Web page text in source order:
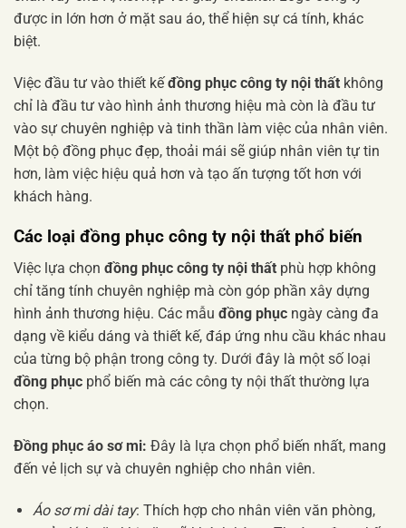
được in lớn hơn ở mặt sau áo, thể hiện sự cá tính, khác
biệt.
Việc đầu tư vào thiết kếđồng phục công ty nội thất không
chỉ là đầu tư vào hình ảnh thương hiệu mà còn là đầu tư
vào sự chuyên nghiệp và tinh thần làm việc của nhân viên.
Một bộ đồng phục đẹp, thoải mái sẽ giúp nhân viên tự tin
hơn, làm việc hiệu quả hơn và tạo ấn tượng tốt hơn với
khách hàng.
Các loại đồng phục công ty nội thất phổ biến
Việc lựa chọn đồng phục công ty nội thất phù hợp không
chỉ tăng tính chuyên nghiệp mà còn góp phần xây dựng
hình ảnh thương hiệu. Các mẫu đồng phục ngày càng đa
dạng về kiểu dáng và thiết kế, đáp ứng nhu cầu khác nhau
của từng bộ phận trong công ty. Dưới đây là một số loại
đồng phục phổ biến mà các công ty nội thất thường lựa
chọn.
Đồng phục áo sơ mi: Đây là lựa chọn phổ biến nhất, mang
đến vẻ lịch sự và chuyên nghiệp cho nhân viên.
Áo sơ mi dài tay: Thích hợp cho nhân viên văn phòng,